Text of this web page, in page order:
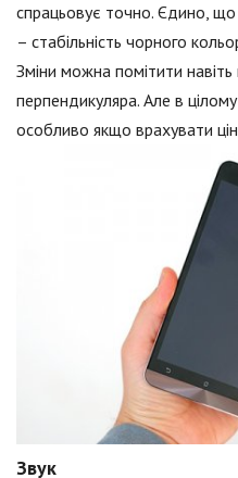
спрацьовує точно. Єдино,
– стабільність чорного
Зміни можна помітити
перпендикуляра. Але в
особливо якщо врахувати
Звук